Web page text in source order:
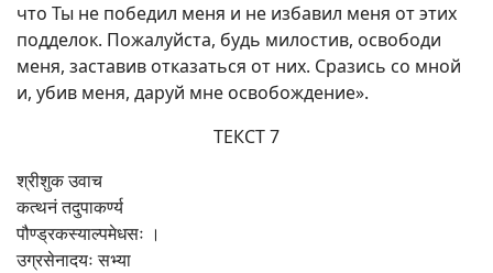
что Ты не победил меня и не избавил меня от этих
подделок. Пожалуйста, будь милостив, освободи
меня, заставив отказаться от них. Сразись со мной
и, убив меня, даруй мне освобождение».
ТЕКСТ 7
श्रीशुक उवाच
कत्थनं तदुपाकर्ण्य
पौण्ड्रकस्याल्पमेधसः ।
उग्रसेनादयः सभ्या